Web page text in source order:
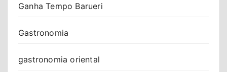
Ganha Tempo Barueri
Gastronomia
gastronomia oriental